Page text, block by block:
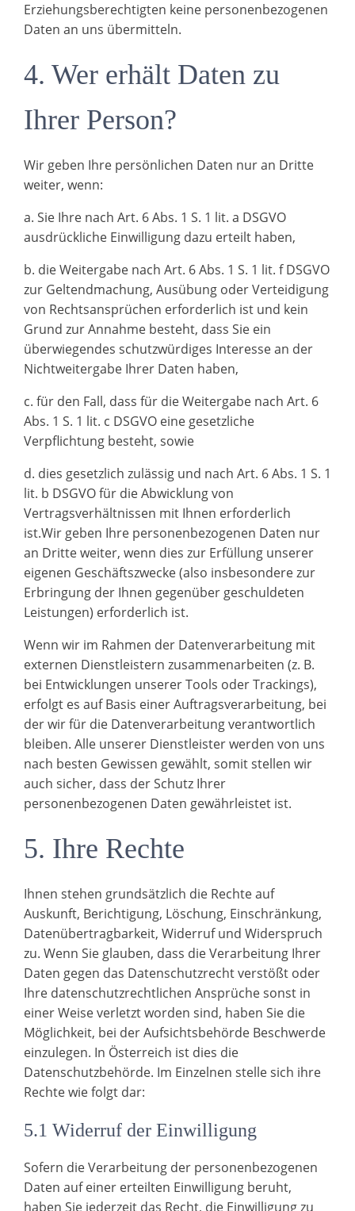
Erziehungsberechtigten keine personenbezogenen
Daten an uns übermitteln.
4. Wer erhält Daten zu
Ihrer Person?
Wir geben Ihre persönlichen Daten nur an Dritte
weiter, wenn:
a. Sie Ihre nach Art. 6 Abs. 1 S. 1 lit. a DSGVO
ausdrückliche Einwilligung dazu erteilt haben,
b. die Weitergabe nach Art. 6 Abs. 1 S. 1 lit. f DSGVO
zur Geltendmachung, Ausübung oder Verteidigung
von Rechtsansprüchen erforderlich ist und kein
Grund zur Annahme besteht, dass Sie ein
überwiegendes schutzwürdiges Interesse an der
Nichtweitergabe Ihrer Daten haben,
c. für den Fall, dass für die Weitergabe nach Art. 6
Abs. 1 S. 1 lit. c DSGVO eine gesetzliche
Verpflichtung besteht, sowie
d. dies gesetzlich zulässig und nach Art. 6 Abs. 1 S. 1
lit. b DSGVO für die Abwicklung von
Vertragsverhältnissen mit Ihnen erforderlich
ist.Wir geben Ihre personenbezogenen Daten nur
an Dritte weiter, wenn dies zur Erfüllung unserer
eigenen Geschäftszwecke (also insbesondere zur
Erbringung der Ihnen gegenüber geschuldeten
Leistungen) erforderlich ist.
Wenn wir im Rahmen der Datenverarbeitung mit
externen Dienstleistern zusammenarbeiten (z. B.
bei Entwicklungen unserer Tools oder Trackings),
erfolgt es auf Basis einer Auftragsverarbeitung, bei
der wir für die Datenverarbeitung verantwortlich
bleiben. Alle unserer Dienstleister werden von uns
nach besten Gewissen gewählt, somit stellen wir
auch sicher, dass der Schutz Ihrer
personenbezogenen Daten gewährleistet ist.
5. Ihre Rechte
Ihnen stehen grundsätzlich die Rechte auf
Auskunft, Berichtigung, Löschung, Einschränkung,
Datenübertragbarkeit, Widerruf und Widerspruch
zu. Wenn Sie glauben, dass die Verarbeitung Ihrer
Daten gegen das Datenschutzrecht verstößt oder
Ihre datenschutzrechtlichen Ansprüche sonst in
einer Weise verletzt worden sind, haben Sie die
Möglichkeit, bei der Aufsichtsbehörde Beschwerde
einzulegen. In Österreich ist dies die
Datenschutzbehörde. Im Einzelnen stelle sich ihre
Rechte wie folgt dar:
5.1 Widerruf der Einwilligung
Sofern die Verarbeitung der personenbezogenen
Daten auf einer erteilten Einwilligung beruht,
haben Sie jederzeit das Recht, die Einwilligung zu